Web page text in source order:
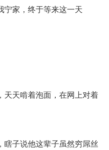
家，终于等来这一天
天啃着泡面，在网上对着
子说他这辈子虽然穷屌丝